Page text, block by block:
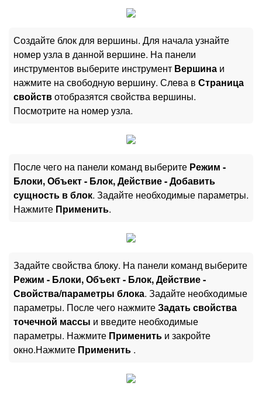
Создайте блок для вершины. Для начала узнайте
номер узла в данной вершине. На панели
инструментов выберите инструмент Вершина и
нажмите на свободную вершину. Слева в Страница
свойствотобразятся свойства вершины.
Посмотрите на номер узла.
После чего на панели команд выберите Режим -
Блоки, Объект - Блок, Действие - Добавить
сущность в блок. Задайте необходимые параметры.
Нажмите Применить.
Задайте свойства блоку. На панели команд выберите
Режим - Блоки, Объект - Блок, Действие -
Свойства/параметры блока. Задайте необходимые
параметры. После чего нажмитеЗадать свойства
точечной массы и введите необходимые
параметры. Нажмите Применить и закройте
окно.Нажмите Применить .